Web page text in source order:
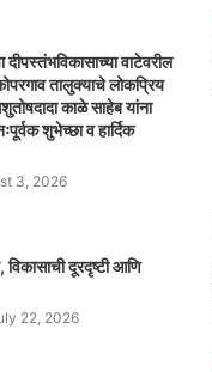
दीपस्तंभविकासाच्या वाटेवरील
तालुक्याचे लोकप्रिय
काळे साहेब यांना
शुभेच्छा व हार्दिक
3, 2026
दूरदृष्टी आणि
22, 2026